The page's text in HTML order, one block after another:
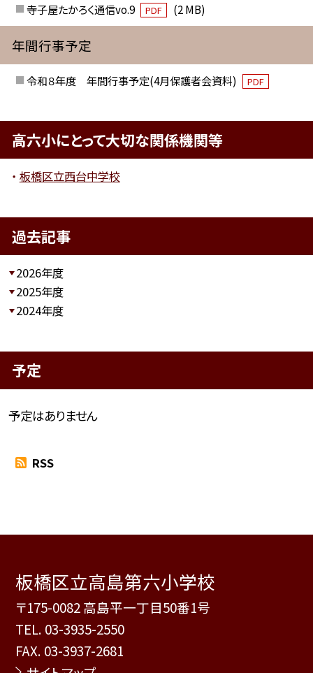
寺子屋たかろく通信vo.9 PDF (2 MB)
年間行事予定
令和８年度 年間行事予定(4月保護者会資料) PDF
高六小にとって大切な関係機関等
板橋区立西台中学校
過去記事
2026年度
2025年度
2024年度
予定
予定はありません
RSS
板橋区立高島第六小学校
〒175-0082 高島平一丁目50番1号
TEL. 03-3935-2550
FAX. 03-3937-2681